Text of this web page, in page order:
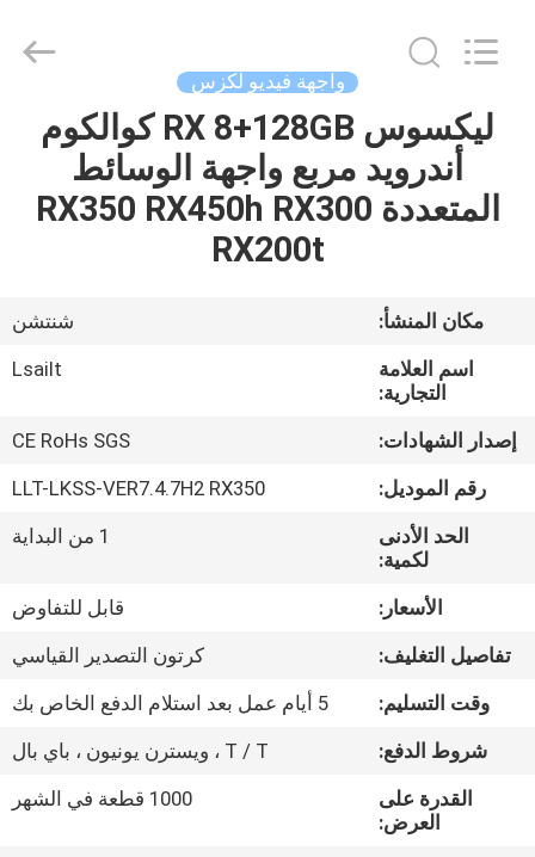
منزل،
أشرطة
فيديو
معلومات
جولة
المعمل
مراقبة
الجودة
Electron
Co.,Ltd.
Reserved.
واجهة فيديو لكزس
ليكسوس RX 8+128GB كوالكوم
أندرويد مربع واجهة الوسائط
المتعددة RX350 RX450h RX300
RX200t
مكان المنشأ:
شنتشن
اسم العلامة
التجارية:
Lsailt
إصدار الشهادات:
CE RoHs SGS
رقم الموديل:
LLT-LKSS-VER7.4.7H2 RX350
الحد الأدنى
لكمية:
1 من البداية
الأسعار:
قابل للتفاوض
تفاصيل التغليف:
كرتون التصدير القياسي
وقت التسليم:
5 أيام عمل بعد استلام الدفع الخاص بك
شروط الدفع:
T / T ، ويسترن يونيون ، باي بال
القدرة على
العرض:
1000 قطعة في الشهر